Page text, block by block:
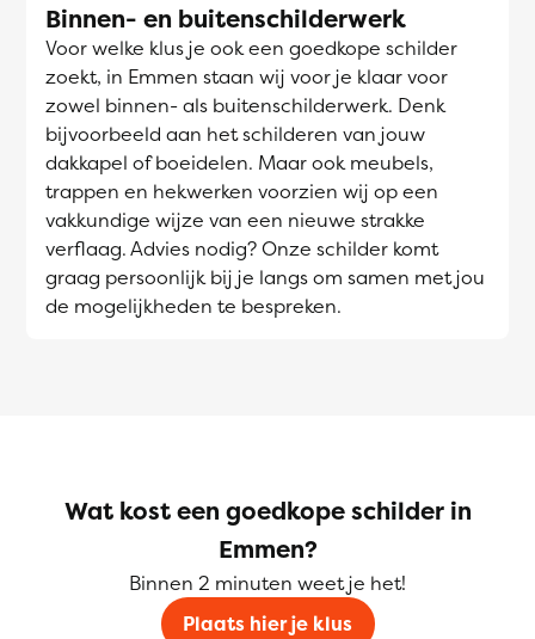
Binnen- en buitenschilderwerk
Voor welke klus je ook een goedkope schilder
zoekt, in Emmen staan wij voor je klaar voor
zowel binnen- als buitenschilderwerk. Denk
bijvoorbeeld aan het schilderen van jouw
dakkapel of boeidelen. Maar ook meubels,
trappen en hekwerken voorzien wij op een
vakkundige wijze van een nieuwe strakke
verflaag. Advies nodig? Onze schilder komt
graag persoonlijk bij je langs om samen met jou
de mogelijkheden te bespreken.
Wat kost een goedkope schilder in
Emmen?
Binnen 2 minuten weet je het!
Plaats hier je klus